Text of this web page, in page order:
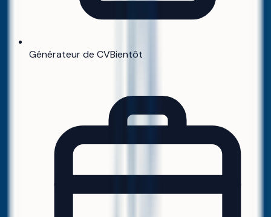
Générateur de CVBientôt